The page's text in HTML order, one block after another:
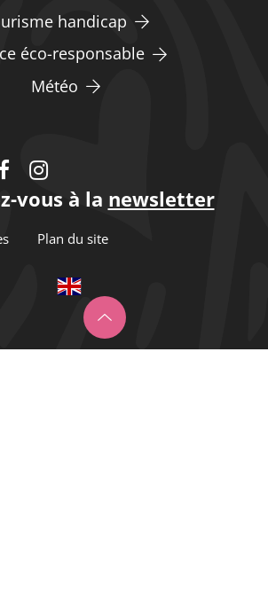
handicap
éco-responsable
Météo
vous à la newsletter
Plan du site